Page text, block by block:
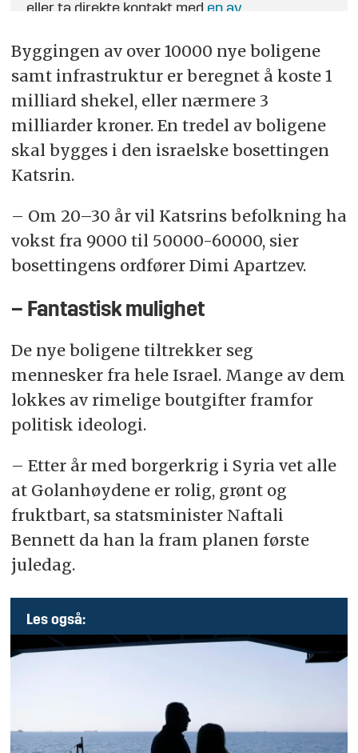
eller ta direkte kontakt med en av
Byggingen av over 10000 nye boligene
samt infrastruktur er beregnet å koste 1
milliard shekel, eller nærmere 3
milliarder kroner. En tredel av boligene
skal bygges i den israelske bosettingen
Katsrin.
– Om 20–30 år vil Katsrins befolkning ha
vokst fra 9000 til 50000-60000, sier
bosettingens ordfører Dimi Apartzev.
– Fantastisk mulighet
De nye boligene tiltrekker seg
mennesker fra hele Israel. Mange av dem
lokkes av rimelige boutgifter framfor
politisk ideologi.
– Etter år med borgerkrig i Syria vet alle
at Golanhøydene er rolig, grønt og
fruktbart, sa statsminister Naftali
Bennett da han la fram planen første
juledag.
Les også: